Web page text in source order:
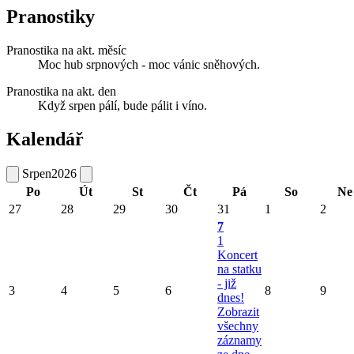
Pranostiky
Pranostika na akt. měsíc
Moc hub srpnových - moc vánic sněhových.
Pranostika na akt. den
Když srpen pálí, bude pálit i víno.
Kalendář
Srpen2026
Po
Út St Čt Pá So
Ne
27
28 29 30 31 1 2
3 4 5 6
7
1
Koncert
na statku
- již
dnes!
Zobrazit
všechny
záznamy
8 9